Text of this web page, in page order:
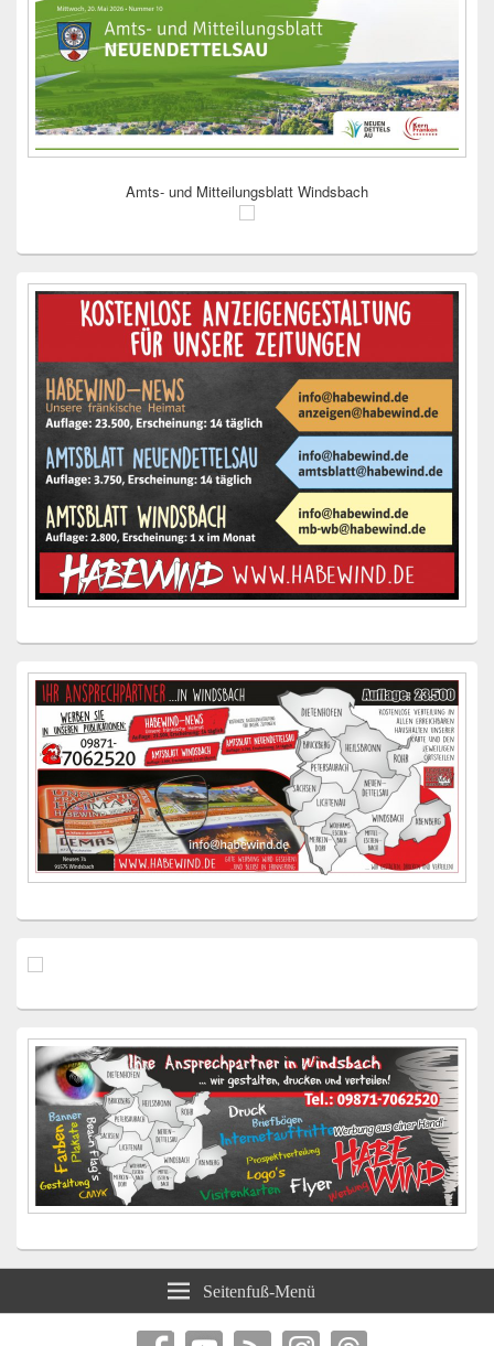
Amts- und Mitteilungsblatt Windsbach
Seitenfuß-Menü